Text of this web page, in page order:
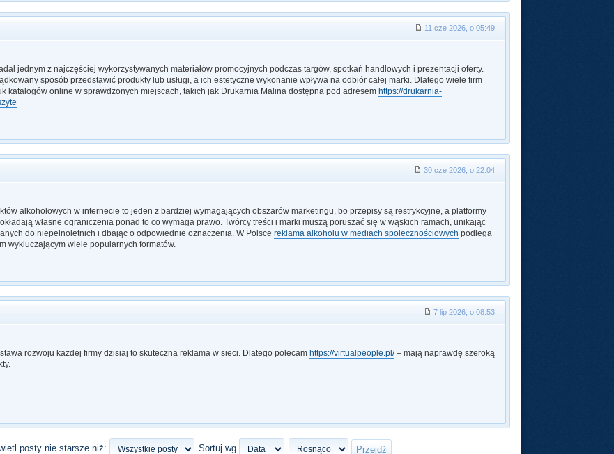
11 cze 2026, o 05:49
jednym z najczęściej wykorzystywanych materiałów promocyjnych podczas targów, spotkań handlowych i prezentacji oferty.
sposób przedstawić produkty lub usługi, a ich estetyczne wykonanie wpływa na odbiór całej marki. Dlatego wiele firm
katalogów online w sprawdzonych miejscach, takich jak Drukarnia Malina dostępna pod adresem https://drukarnia-
30 cze 2026, o 22:04
alkoholowych w internecie to jeden z bardziej wymagających obszarów marketingu, bo przepisy są restrykcyjne, a platformy
własne ograniczenia ponad to co wymaga prawo. Twórcy treści i marki muszą poruszać się w wąskich ramach, unikając
do niepełnoletnich i dbając o odpowiednie oznaczenia. W Polsce reklama alkoholu w mediach społecznościowych podlega
wykluczającym wiele popularnych formatów.
7 lip 2026, o 08:53
rozwoju każdej firmy dzisiaj to skuteczna reklama w sieci. Dlatego polecam https://virtualpeople.pl/– mają naprawdę szeroką
posty nie starsze niż: Sortuj wg